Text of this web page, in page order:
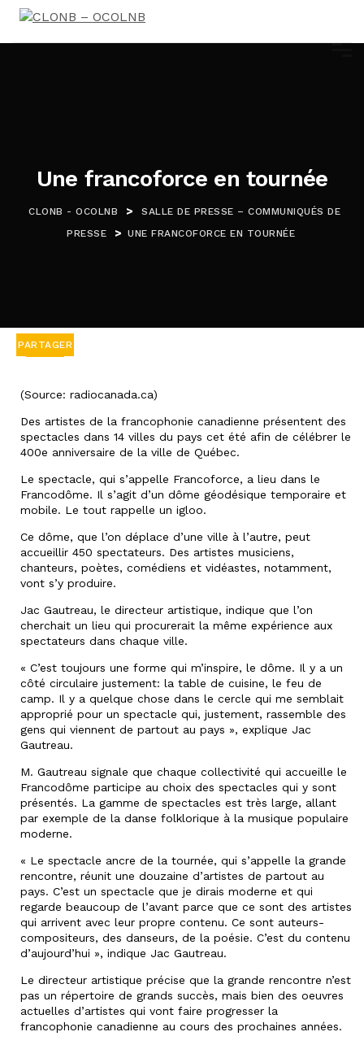
Une francoforce en tournée
CLONB - OCOLNB >
SALLE DE PRESSE – COMMUNIQUÉS DE
PRESSE
> UNE FRANCOFORCE EN TOURNÉE
PARTAGER
(Source: radiocanada.ca)
Des artistes de la francophonie canadienne présentent des
spectacles dans 14 villes du pays cet été afin de célébrer le
400e anniversaire de la ville de Québec.
Le spectacle, qui s’appelle Francoforce, a lieu dans le
Francodôme. Il s’agit d’un dôme géodésique temporaire et
mobile. Le tout rappelle un igloo.
Ce dôme, que l’on déplace d’une ville à l’autre, peut
accueillir 450 spectateurs. Des artistes musiciens,
chanteurs, poètes, comédiens et vidéastes, notamment,
vont s’y produire.
Jac Gautreau, le directeur artistique, indique que l’on
cherchait un lieu qui procurerait la même expérience aux
spectateurs dans chaque ville.
« C’est toujours une forme qui m’inspire, le dôme. Il y a un
côté circulaire justement: la table de cuisine, le feu de
camp. Il y a quelque chose dans le cercle qui me semblait
approprié pour un spectacle qui, justement, rassemble des
gens qui viennent de partout au pays », explique Jac
Gautreau.
M. Gautreau signale que chaque collectivité qui accueille le
Francodôme participe au choix des spectacles qui y sont
présentés. La gamme de spectacles est très large, allant
par exemple de la danse folklorique à la musique populaire
moderne.
« Le spectacle ancre de la tournée, qui s’appelle la grande
rencontre, réunit une douzaine d’artistes de partout au
pays. C’est un spectacle que je dirais moderne et qui
regarde beaucoup de l’avant parce que ce sont des artistes
qui arrivent avec leur propre contenu. Ce sont auteurs-
compositeurs, des danseurs, de la poésie. C’est du contenu
d’aujourd’hui », indique Jac Gautreau.
Le directeur artistique précise que la grande rencontre n’est
pas un répertoire de grands succès, mais bien des oeuvres
actuelles d’artistes qui vont faire progresser la
francophonie canadienne au cours des prochaines années.